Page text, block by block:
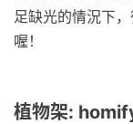
足缺光的情況下
喔！
植物架: